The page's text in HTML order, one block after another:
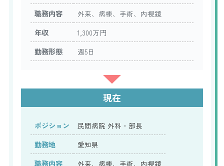
職務内容 外来、病棟、手術、内視鏡
年収 1,300万円
勤務形態 週5日
現在
ポジション 民間病院 外科・部長
勤務地 愛知県
職務内容 外来、病棟、手術、内視鏡